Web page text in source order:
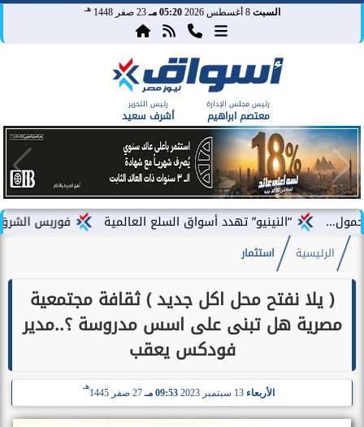
السبت 8 أغسطس 2026 05:20 مـ 23 صفر 1448 هـ
رئيس مجلس الإدارة
معتصم ابراهيم
رئيس التحرير
أشرف سعيد
فوربس الشرق الأوسط “النينيو” تهدد أسواق السلع العالمية
الرئيسية استثمار
( يلا نفتح محل اكل جديد ) ثقافة مجتمعية
مصرية هل تبنى على اسس مدروسة ؟..مدير
فودكس يعقب
الأربعاء 09:53 مـ 27 صفر 1445
هـ